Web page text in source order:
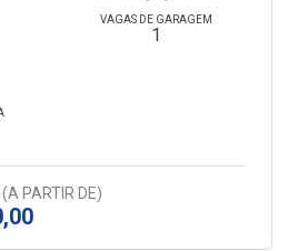
VAGAS DE GARAGEM
1
(A PARTIR DE)